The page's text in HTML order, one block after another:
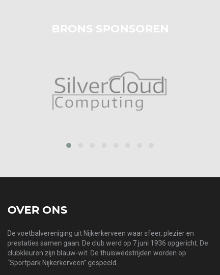
BRONS SPONSOREN
OVER ONS
De voetbalvereniging uit Nijkerkerveen waar sfeer, plezier en
prestaties samen gaan. De club werd op 7 juni 1936 opgericht. De
clubkleuren zijn blauw-wit. De thuiswedstrijden worden op
“Sportpark Nijkerkerveen” gespeeld.